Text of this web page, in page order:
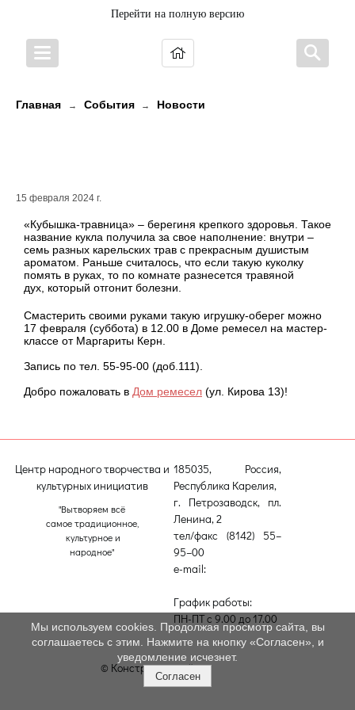
Перейти на полную версию
Главная → События → Новости
15 февраля 2024 г.
«Кубышка-травница» – берегиня крепкого здоровья. Такое
название кукла получила за свое наполнение: внутри –
семь разных карельских трав с прекрасным душистым
ароматом. Раньше считалось, что если такую куколку
помять в руках, то по комнате разнесется травяной
дух, который отгонит болезни.
Смастерить своими руками такую игрушку-оберег можно
17 февраля (суббота) в 12.00 в Доме ремесел на мастер-
классе от Маргариты Керн.
Запись по тел. 55-95-00 (доб.111).
Добро пожаловать в Дом ремесел (ул. Кирова 13)!
Центр народного творчества и
культурных инициатив
"Вытворяем всё
самое традиционное,
культурное и
народное"
185035, Россия,
Республика Карелия,
г. Петрозаводск, пл.
Ленина, 2
тел/факс (8142) 55–
95–00
e-mail:
График работы:
ПН-ПТ с 9.00 до 17.00
© Конструктор сайтов
Мы используем cookies. Продолжая просмотр сайта, вы
соглашаетесь с этим. Нажмите на кнопку «Согласен», и
уведомление исчезнет.
Согласен